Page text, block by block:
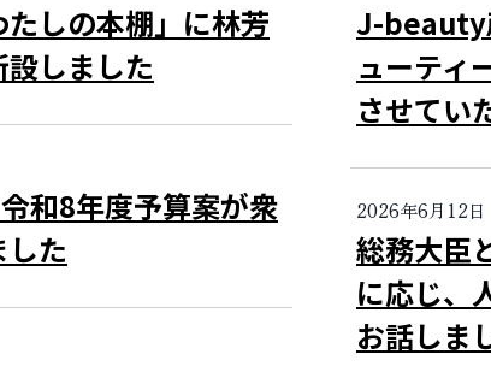
しの本棚」に林芳
しました
和8年度予算案が衆
た
J-beauty
ューティ
させてい
2026年6月12日
総務大臣
に応じ、
お話しま